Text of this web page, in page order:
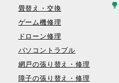
畳替え・交換
ゲーム機修理
ドローン修理
パソコントラブル
網戸の張り替え・修理
障子の張り替え・修理